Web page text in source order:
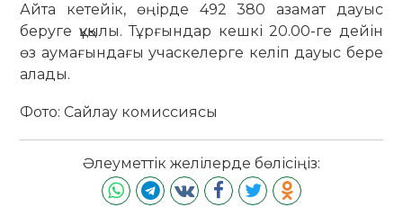
Айта кетейік, өңірде 492 380 азамат дауыс
беруге құқылы. Тұрғындар кешкі 20.00-ге дейін
өз аумағындағы учаскелерге келіп дауыс бере
алады.
Фото: Сайлау комиссиясы
Әлеуметтік желілерде бөлісіңіз: